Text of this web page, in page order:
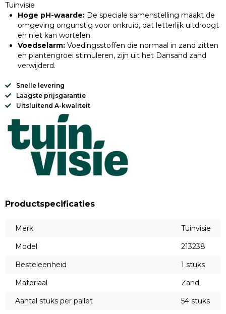
Tuinvisie
Hoge pH-waarde: De speciale samenstelling maakt de
omgeving ongunstig voor onkruid, dat letterlijk uitdroogt
en niet kan wortelen.
Voedselarm: Voedingsstoffen die normaal in zand zitten
en plantengroei stimuleren, zijn uit het Dansand zand
verwijderd.
Snelle levering
Laagste prijsgarantie
Uitsluitend A-kwaliteit
Productspecificaties
Merk
Tuinvisie
Model
213238
Besteleenheid
1 stuks
Materiaal
Zand
Aantal stuks per pallet
54 stuks